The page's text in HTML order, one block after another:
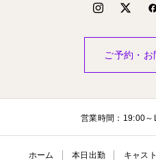
ご予約・お
営業時間：19:00～
ホーム 本日出勤 キャス